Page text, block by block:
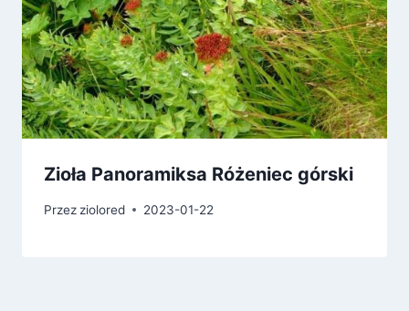
Zioła Panoramiksa Różeniec górski
Przez ziolored 2023-01-22